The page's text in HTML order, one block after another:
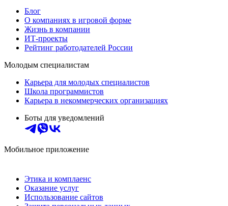
Блог
О компаниях в игровой форме
Жизнь в компании
ИТ-проекты
Рейтинг работодателей России
Молодым специалистам
Карьера для молодых специалистов
Школа программистов
Карьера в некоммерческих организациях
Боты для уведомлений
Мобильное приложение
Этика и комплаенс
Оказание услуг
Использование сайтов